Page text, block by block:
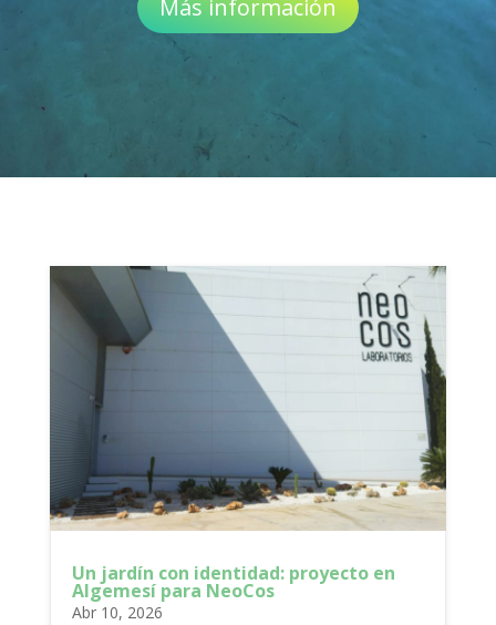
Más información
Un jardín con identidad: proyecto en
Algemesí para NeoCos
Abr 10, 2026